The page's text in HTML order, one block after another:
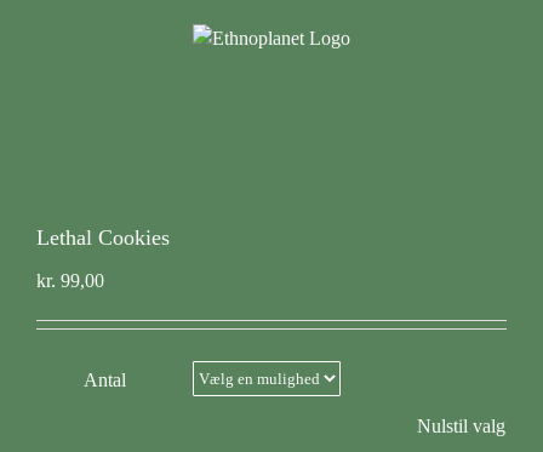
Lethal Cookies
kr. 99,00
Antal
Nulstil valg